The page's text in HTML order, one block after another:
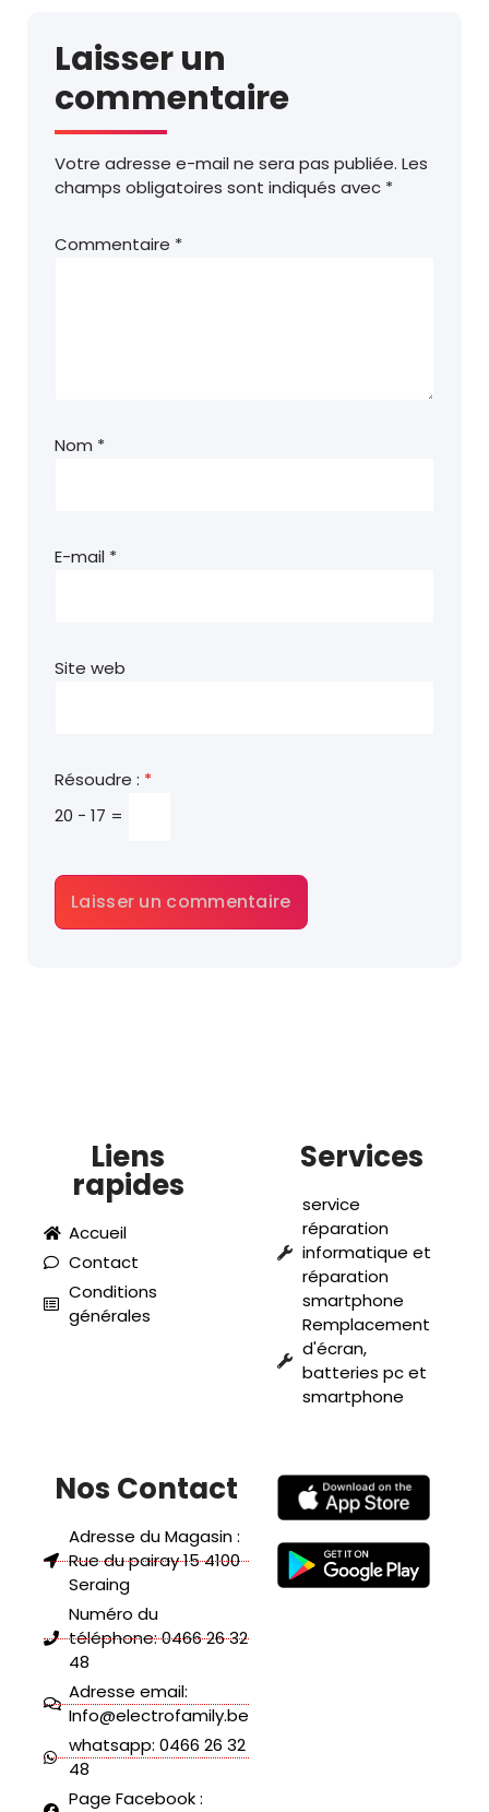
Laisser un
commentaire
Votre adresse e-mail ne sera pas publiée. Les
champs obligatoires sont indiqués avec *
Commentaire *
Nom *
E-mail *
Site web
Résoudre : *
20 − 17 =
Liens
rapides
Accueil
Contact
Conditions
générales
Services
service
réparation
informatique et
réparation
smartphone
Remplacement
d'écran,
batteries pc et
smartphone
Nos Contact
Adresse du Magasin :
Rue du pairay 15 4100
Seraing
Numéro du
téléphone: 0466 26 32
48
Adresse email:
Info@electrofamily.be
whatsapp: 0466 26 32
48
Page Facebook :